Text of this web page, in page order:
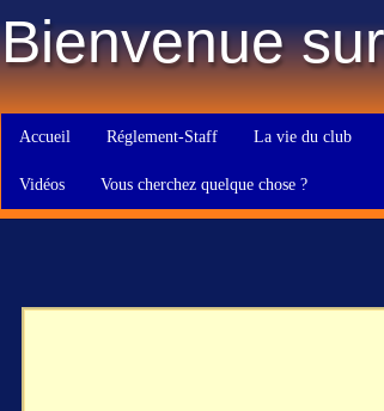
Bienvenue
Accueil Réglement-Staff La vie du club
Vidéos Vous cherchez quelque chose ?